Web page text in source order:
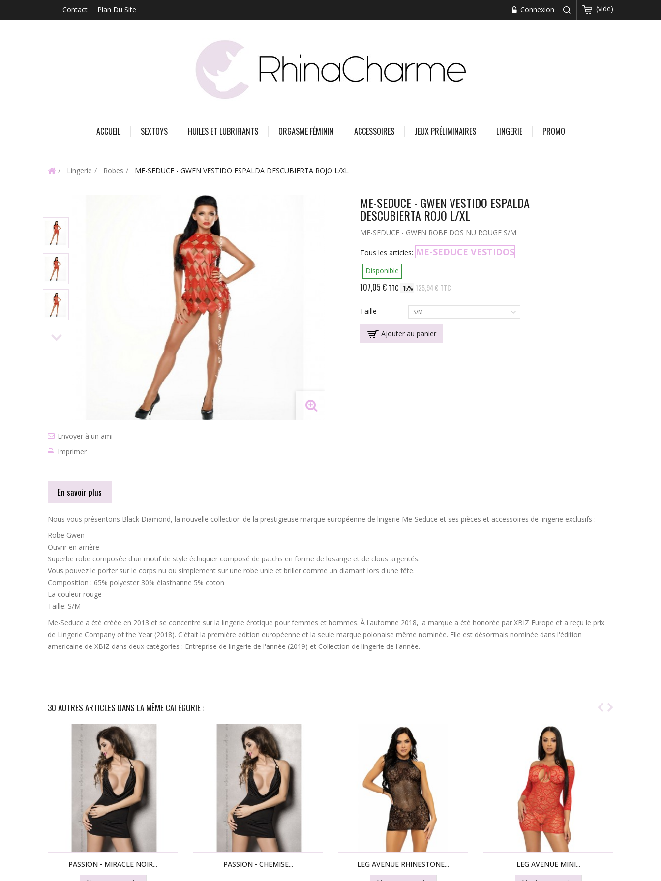
Contact Plan Du Site (vide)
Connexion
ACCUEIL SEXTOYS HUILES ET LUBRIFIANTS ORGASME FÉMININ ACCESSOIRES JEUX PRÉLIMINAIRES LINGERIE PROMO
Lingerie Robes ME-SEDUCE - GWEN VESTIDO ESPALDA DESCUBIERTA ROJO L/XL
Envoyer à un ami
Imprimer
ME-SEDUCE - GWEN VESTIDO ESPALDA
DESCUBIERTA ROJO L/XL
ME-SEDUCE - GWEN ROBE DOS NU ROUGE S/M
Tous les articles: ME-SEDUCE VESTIDOS
Disponible
107,05 €TTC -15% 125,94 €TTC
Taille S/M
Ajouter au panier
En savoir plus
Nous vous présentons Black Diamond, la nouvelle collection de la prestigieuse marque européenne de lingerie Me-Seduce et ses pièces et accessoires de lingerie exclusifs :
Robe Gwen
Ouvrir en arrière
Superbe robe composée d'un motif de style échiquier composé de patchs en forme de losange et de clous argentés.
Vous pouvez le porter sur le corps nu ou simplement sur une robe unie et briller comme un diamant lors d'une fête.
Composition : 65% polyester 30% élasthanne 5% coton
La couleur rouge
Taille: S/M
Me-Seduce a été créée en 2013 et se concentre sur la lingerie érotique pour femmes et hommes. À l'automne 2018, la marque a été honorée par XBIZ Europe et a reçu le prix
de Lingerie Company of the Year (2018). C'était la première édition européenne et la seule marque polonaise même nominée. Elle est désormais nominée dans l'édition
américaine de XBIZ dans deux catégories : Entreprise de lingerie de l'année (2019) et Collection de lingerie de l'année.
30 AUTRES ARTICLES DANS LA MÊME CATÉGORIE :
PASSION - MIRACLE NOIR...
PASSION - CHEMISE...
LEG AVENUE RHINESTONE...
LEG AVENUE MINI...